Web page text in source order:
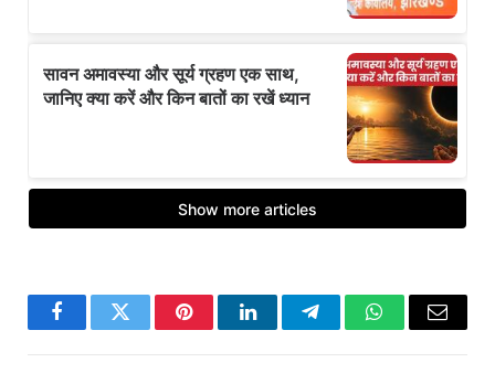
FacebookTwitter PinterestLinkedInTelegramWhatsApp
Email